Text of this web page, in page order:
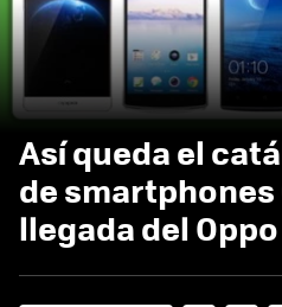
Así queda el
de smartphones
llegada del Oppo